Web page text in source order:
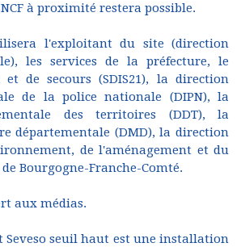
à proximité restera possible.
l'exploitant du site (direction
les services de la préfecture, le
et de secours (SDIS21), la direction
de la police nationale (DIPN), la
des territoires (DDT), la
départementale (DMD), la direction
de l'aménagement et du
Bourgogne-Franche-Comté.
aux médias.
Seveso seuil haut est une installation